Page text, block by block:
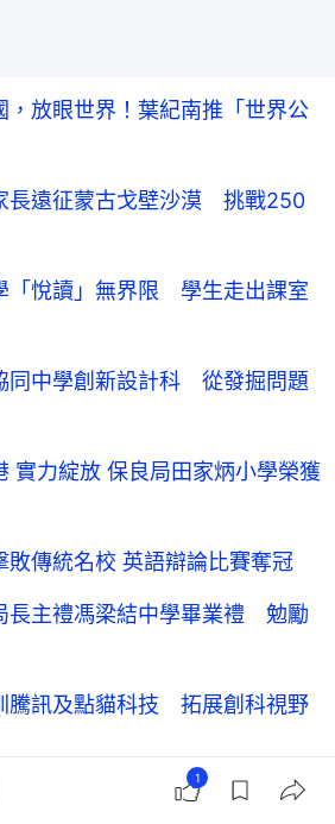
，放眼世界！葉紀南推「世界公
長遠征蒙古戈壁沙漠 挑戰250
「悅讀」無界限 學生走出課室
同中學創新設計科 從發掘問題
實力綻放 保良局田家炳小學榮獲
敗傳統名校 英語辯論比賽奪冠
長主禮馮梁結中學畢業禮 勉勵
騰訊及點貓科技 拓展創科視野
跨越75載信望愛途 才華璀璨綻
1